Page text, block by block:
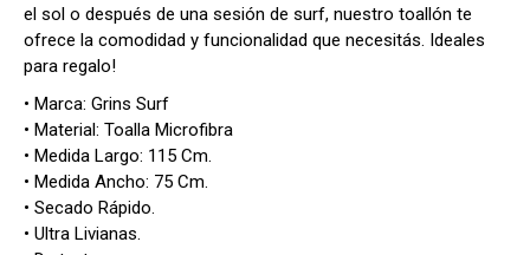
el sol o después de una sesión de surf, nuestro toallón te
ofrece la comodidad y funcionalidad que necesitás. Ideales
para regalo!
• Marca: Grins Surf
• Material: Toalla Microfibra
• Medida Largo: 115 Cm.
• Medida Ancho: 75 Cm.
• Secado Rápido.
• Ultra Livianas.